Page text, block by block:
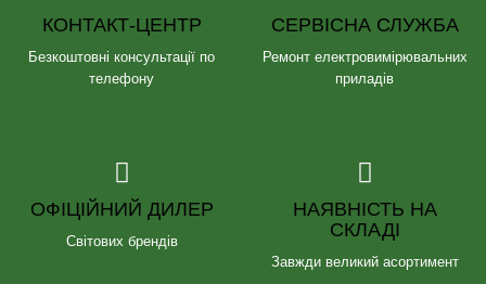
КОНТАКТ-ЦЕНТР
Безкоштовні консультації по
телефону
СЕРВІСНА СЛУЖБА
Ремонт електровимірювальних
приладів
ОФІЦІЙНИЙ ДИЛЕР
Світових брендів
НАЯВНІСТЬ НА
СКЛАДІ
Завжди великий асортимент